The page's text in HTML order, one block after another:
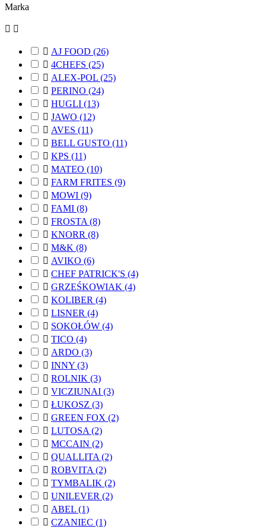
Marka
 
 AJ FOOD (26)
 4CHEFS (25)
 ALEX-POL (25)
 PERINO (24)
 HUGLI (13)
 JAWO (12)
 AVES (11)
 BELL GUSTO (11)
 KPS (11)
 MATEO (10)
 FARM FRITES (9)
 MOWI (9)
 FAMI (8)
 FROSTA (8)
 KNORR (8)
 M&K (8)
 AVIKO (6)
 CHEF PATRICK'S (4)
 GRZEŚKOWIAK (4)
 KOLIBER (4)
 LISNER (4)
 SOKOŁÓW (4)
 TICO (4)
 ARDO (3)
 INNY (3)
 ROLNIK (3)
 VICZIUNAI (3)
 ŁUKOSZ (3)
 GREEN FOX (2)
 LUTOSA (2)
 MCCAIN (2)
 QUALLITA (2)
 ROBVITA (2)
 TYMBALIK (2)
 UNILEVER (2)
 ABEL (1)
 CZANIEC (1)